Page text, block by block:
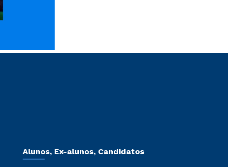
Alunos, Ex-alunos, Candidatos